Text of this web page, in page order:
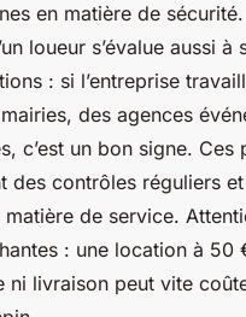
en matière de
loueur s’évalue aussi à
: si l’entreprise
des agences
c’est un bon signe. Ces
des contrôles réguliers
matière de service.
: une location à 50
ni livraison peut vite